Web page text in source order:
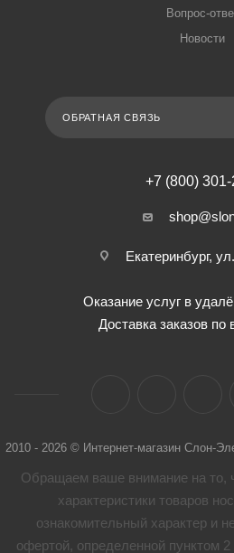
Вопрос-
Новости
ОБРАТНАЯ СВЯЗЬ
+7 (800)
Екатеринбург,
Оказание услуг в
Доставка заказов по
2010 - 2026 © Интернет-магазин Слон-
Обращаем ваше внимание на то,
характеристики товaров
ознакомительный характер и
офертой, определенной пунктом 2